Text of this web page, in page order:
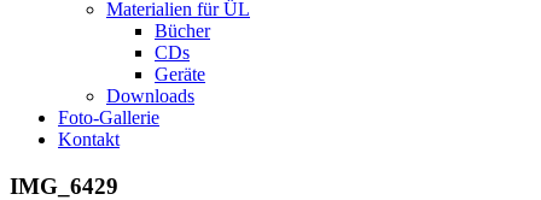
Materialien für ÜL
Bücher
CDs
Geräte
Downloads
Foto-Gallerie
Kontakt
IMG_6429